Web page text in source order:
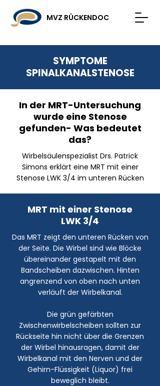
MVZ RÜCKENDOC
SYMPTOME
SPINALKANALSTENOSE
In der MRT-Untersuchung
wurde eine Stenose
gefunden- Was bedeutet
das?
Wirbelsäulenspezialist Drs. Patrick
Simons erklärt eine MRT mit einer
Stenose LWK 3/4 im unteren Rücken
MRT mit einer Stenose
LWK 3/4
Das MRT zeigt den unteren Rücken von
der Seite. Die Wirbel sind wie Blöcke
übereinander gestapelt mit den
Bandscheiben dazwischen. Hinten
angrenzend von oben nach unten
verläuft der Wirbelkanal.
Die grün gefärbten
Zwischenwirbelscheiben sollten zur
Rückseite hin nicht über die Grenzen
der Wirbel hinausragen, damit der
Wirbelkanal mit den Nerven und der
Gehirn-Flüssigkeit (Liquor) frei
beweglich bleibt.